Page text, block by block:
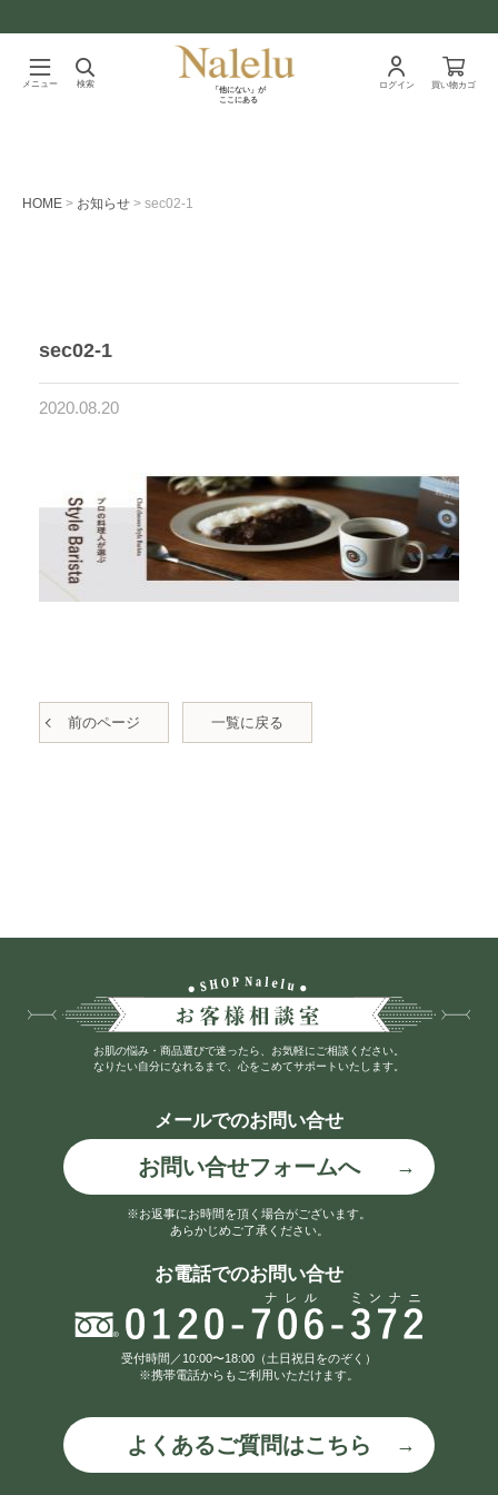
メニュー 検索
「他にない」が
ここにある
ログイン 買い物カゴ
HOME お知らせ sec02-1
sec02-1
2020.08.20
前のページ 一覧に戻る
お肌の悩み・商品選びで迷ったら、お気軽にご相談ください。
なりたい自分になれるまで、心をこめてサポートいたします。
メールでのお問い合せ
お問い合せフォームへ
※お返事にお時間を頂く場合がございます。
あらかじめご了承ください。
お電話でのお問い合せ
受付時間／10:00〜18:00（土日祝日をのぞく）
※携帯電話からもご利用いただけます。
よくあるご質問はこちら